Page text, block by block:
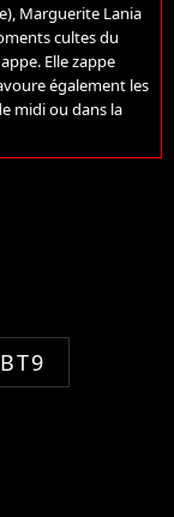
Marguerite Lania
cultes du
Elle zappe
également les
midi ou dans la